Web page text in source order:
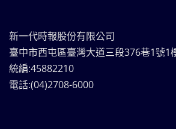
新一代時報股份有限公司
臺中市西屯區臺灣大道三段376巷1號1
統編:45882210
電話:(04)2708-6000